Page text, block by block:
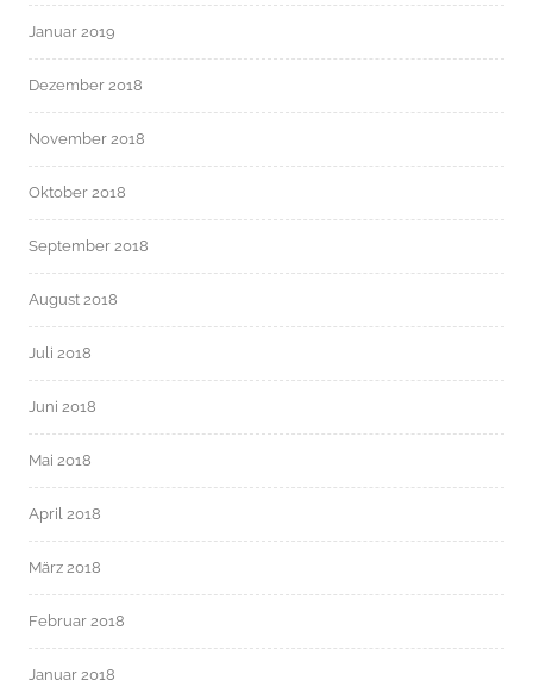
Januar 2019
Dezember 2018
November 2018
Oktober 2018
September 2018
August 2018
Juli 2018
Juni 2018
Mai 2018
April 2018
März 2018
Februar 2018
Januar 2018